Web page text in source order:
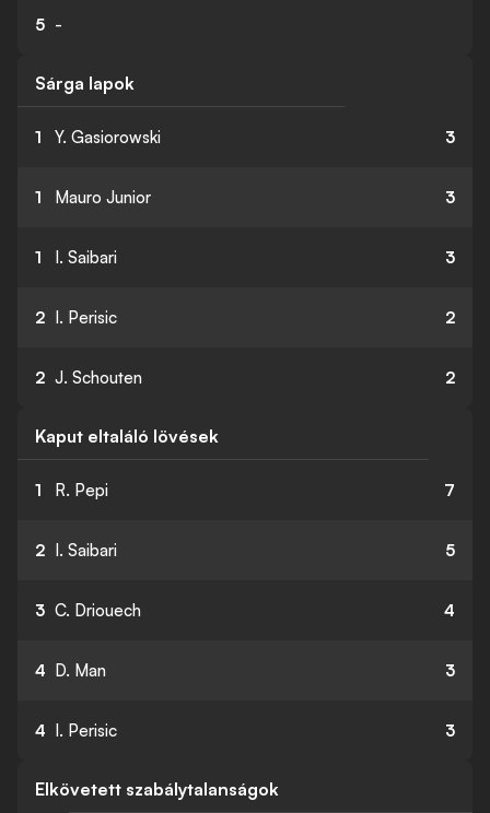
5 -
Sárga lapok
1 Y. Gasiorowski 3
1 Mauro Junior 3
1 I. Saibari 3
2 I. Perisic 2
2 J. Schouten 2
Kaput eltaláló lövések
1 R. Pepi 7
2 I. Saibari 5
3 C. Driouech 4
4 D. Man 3
4 I. Perisic 3
Elkövetett szabálytalanságok